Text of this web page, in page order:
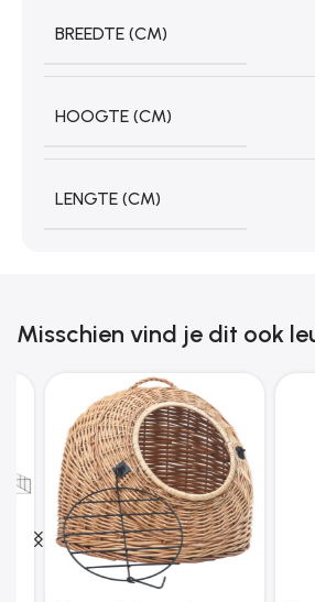
BREEDTE (CM)
HOOGTE (CM)
LENGTE (CM)
Misschien vind je dit ook